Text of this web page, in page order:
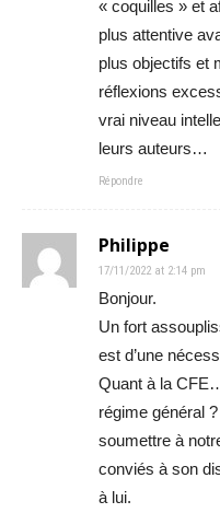
« coquilles » et
plus attentive
plus objectifs et
réflexions
vrai niveau
leurs auteurs…
Répondre
Philippe
17/11/2022 at 2:14 pm
Bonjour.
Un fort
est d’une
Quant à la
régime général
soumettre à
conviés à son
à lui.